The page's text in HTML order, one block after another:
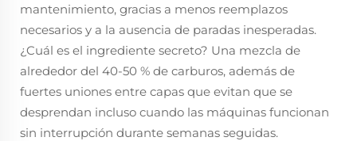
mantenimiento, gracias a menos reemplazos
necesarios y a la ausencia de paradas inesperadas.
¿Cuál es el ingrediente secreto? Una mezcla de
alrededor del 40-50 % de carburos, además de
fuertes uniones entre capas que evitan que se
desprendan incluso cuando las máquinas funcionan
sin interrupción durante semanas seguidas.